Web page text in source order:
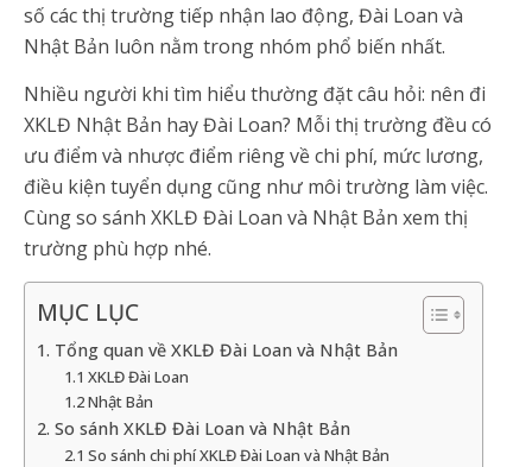
số các thị trường tiếp nhận lao động, Đài Loan và
Nhật Bản luôn nằm trong nhóm phổ biến nhất.
Nhiều người khi tìm hiểu thường đặt câu hỏi: nên đi
XKLĐ Nhật Bản hay Đài Loan? Mỗi thị trường đều có
ưu điểm và nhược điểm riêng về chi phí, mức lương,
điều kiện tuyển dụng cũng như môi trường làm việc.
Cùng so sánh XKLĐ Đài Loan và Nhật Bản xem thị
trường phù hợp nhé.
MỤC LỤC
1. Tổng quan về XKLĐ Đài Loan và Nhật Bản
1.1 XKLĐ Đài Loan
1.2 Nhật Bản
2. So sánh XKLĐ Đài Loan và Nhật Bản
2.1 So sánh chi phí XKLĐ Đài Loan và Nhật Bản